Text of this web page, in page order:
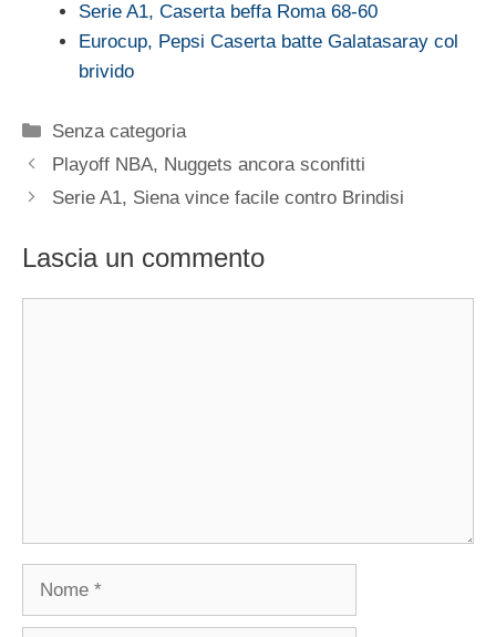
Serie A1, Caserta beffa Roma 68-60
Eurocup, Pepsi Caserta batte Galatasaray col
brivido
Categorie
Senza categoria
Playoff NBA, Nuggets ancora sconfitti
Serie A1, Siena vince facile contro Brindisi
Lascia un commento
Nome